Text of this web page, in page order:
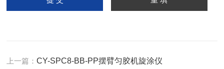
上一篇：CY-SPC8-BB-PP摆臂匀胶机旋涂仪